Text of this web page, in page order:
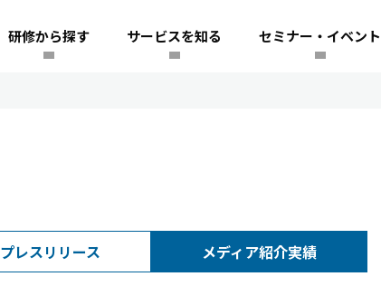
研修から探す サービスを知る セミナー・イベント
プレスリリース メディア紹介実績